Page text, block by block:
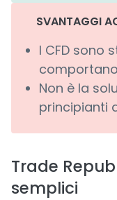
SVANTAGGI
I CFD sono
Non è la
principianti
Trade
semplici